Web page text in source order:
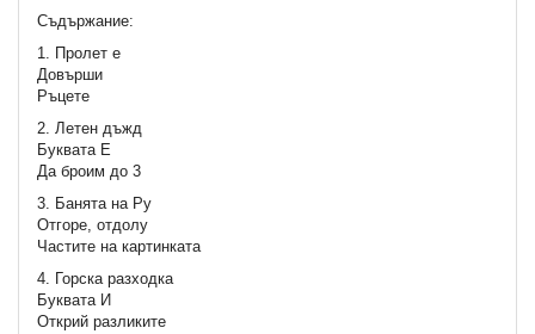
Съдържание:
1. Пролет е
Довърши
Ръцете
2. Летен дъжд
Буквата Е
Да броим до 3
3. Банята на Ру
Отгоре, отдолу
Частите на картинката
4. Горска разходка
Буквата И
Открий разликите